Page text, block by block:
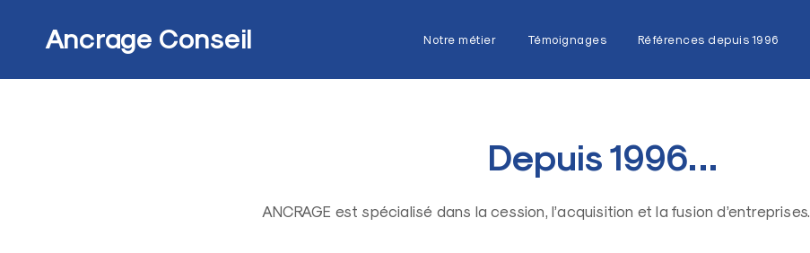
contentAncrage Conseil Notre métier Témoignages Références depuis 1996
Depuis 1996…
ANCRAGE est spécialisé dans la cession, l’acquisition et la fusion d’entreprises.